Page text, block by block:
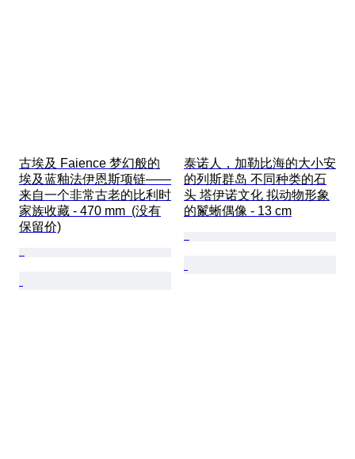
古埃及 Faience 梦幻般的
埃及蓝釉法伊恩斯项链——
来自一个非常古老的比利时
家族收藏 - 470 mm  (没有
保留价)
泰诺人，加勒比海的大小安
的列斯群岛 不同种类的石
头 塔伊诺文化 拟动物形象
的鬣蜥偶像 - 13 cm